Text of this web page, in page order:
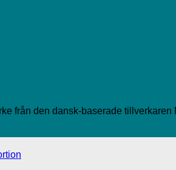
från den dansk-baserade